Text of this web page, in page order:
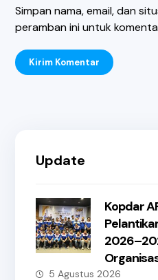
Simpan nama, email, dan
peramban ini untuk
Kirim Komentar
Update
Kopdar
5 Agustus 2026